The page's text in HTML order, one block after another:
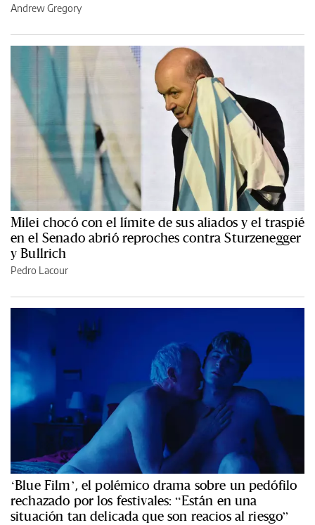
Andrew Gregory
Milei chocó con el límite de sus aliados y el traspié
en el Senado abrió reproches contra Sturzenegger
y Bullrich
Pedro Lacour
‘Blue Film’, el polémico drama sobre un pedófilo
rechazado por los festivales: “Están en una
situación tan delicada que son reacios al riesgo”